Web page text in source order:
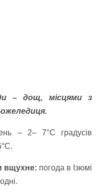
– дощ, місцями з
– 2– 7°C градусів
вщухне: погода в Ізюмі